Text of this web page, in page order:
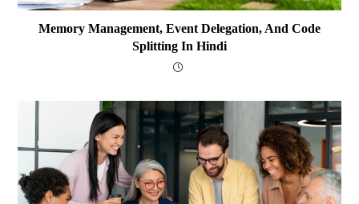
Memory Management, Event Delegation, And Code
Splitting In Hindi